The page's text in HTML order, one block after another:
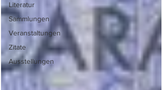
Literatur
Sammlungen
Veranstaltungen
Zitate
Ausstellungen